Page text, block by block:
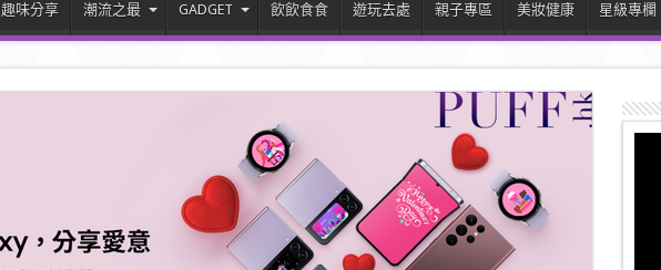
趣味分享 潮流之最 GADGET 飲飲食食 遊玩去處 親子專區 美妝健康 星級專欄